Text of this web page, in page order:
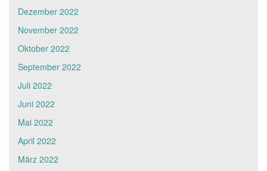
Dezember 2022
November 2022
Oktober 2022
September 2022
Juli 2022
Juni 2022
Mai 2022
April 2022
März 2022